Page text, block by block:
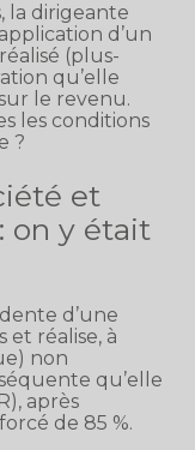
la dirigeante
d’un
(plus-
qu’elle
le revenu.
les conditions
?
et
on y était
d’une
et réalise, à
non
qu’elle
après
de 85 %.